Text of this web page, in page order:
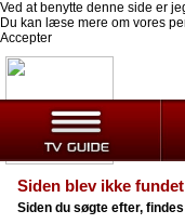
Ved at benytte denne side er
Du kan læse mere om vores
Accepter
Siden blev ikke fundet
Siden du søgte efter,